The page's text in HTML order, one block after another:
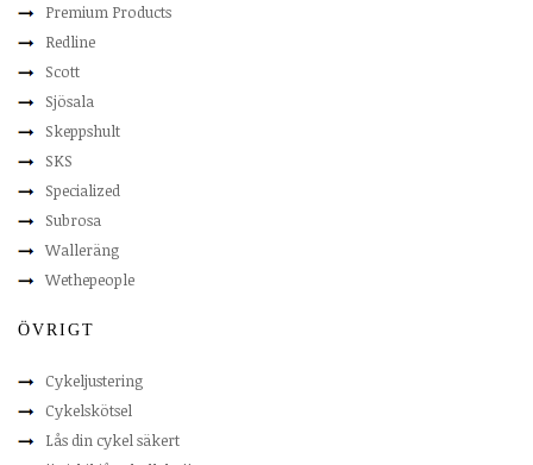
Premium Products
Redline
Scott
Sjösala
Skeppshult
SKS
Specialized
Subrosa
Walleräng
Wethepeople
ÖVRIGT
Cykeljustering
Cykelskötsel
Lås din cykel säkert